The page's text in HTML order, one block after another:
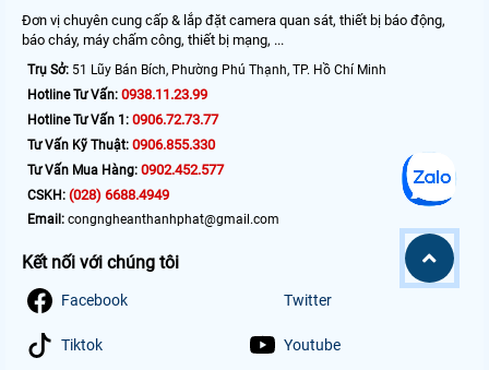
Đơn vị chuyên cung cấp & lắp đặt camera quan sát, thiết bị báo động,
báo cháy, máy chấm công, thiết bị mạng, ...
Trụ Sở: 51 Lũy Bán Bích, Phường Phú Thạnh, TP. Hồ Chí Minh
Hotline Tư Vấn: 0938.11.23.99
Hotline Tư Vấn 1: 0906.72.73.77
Tư Vấn Kỹ Thuật: 0906.855.330
Tư Vấn Mua Hàng: 0902.452.577
CSKH: (028) 6688.4949
Email: congngheanthanhphat@gmail.com
Kết nối với chúng tôi
Facebook Twitter
Tiktok Youtube